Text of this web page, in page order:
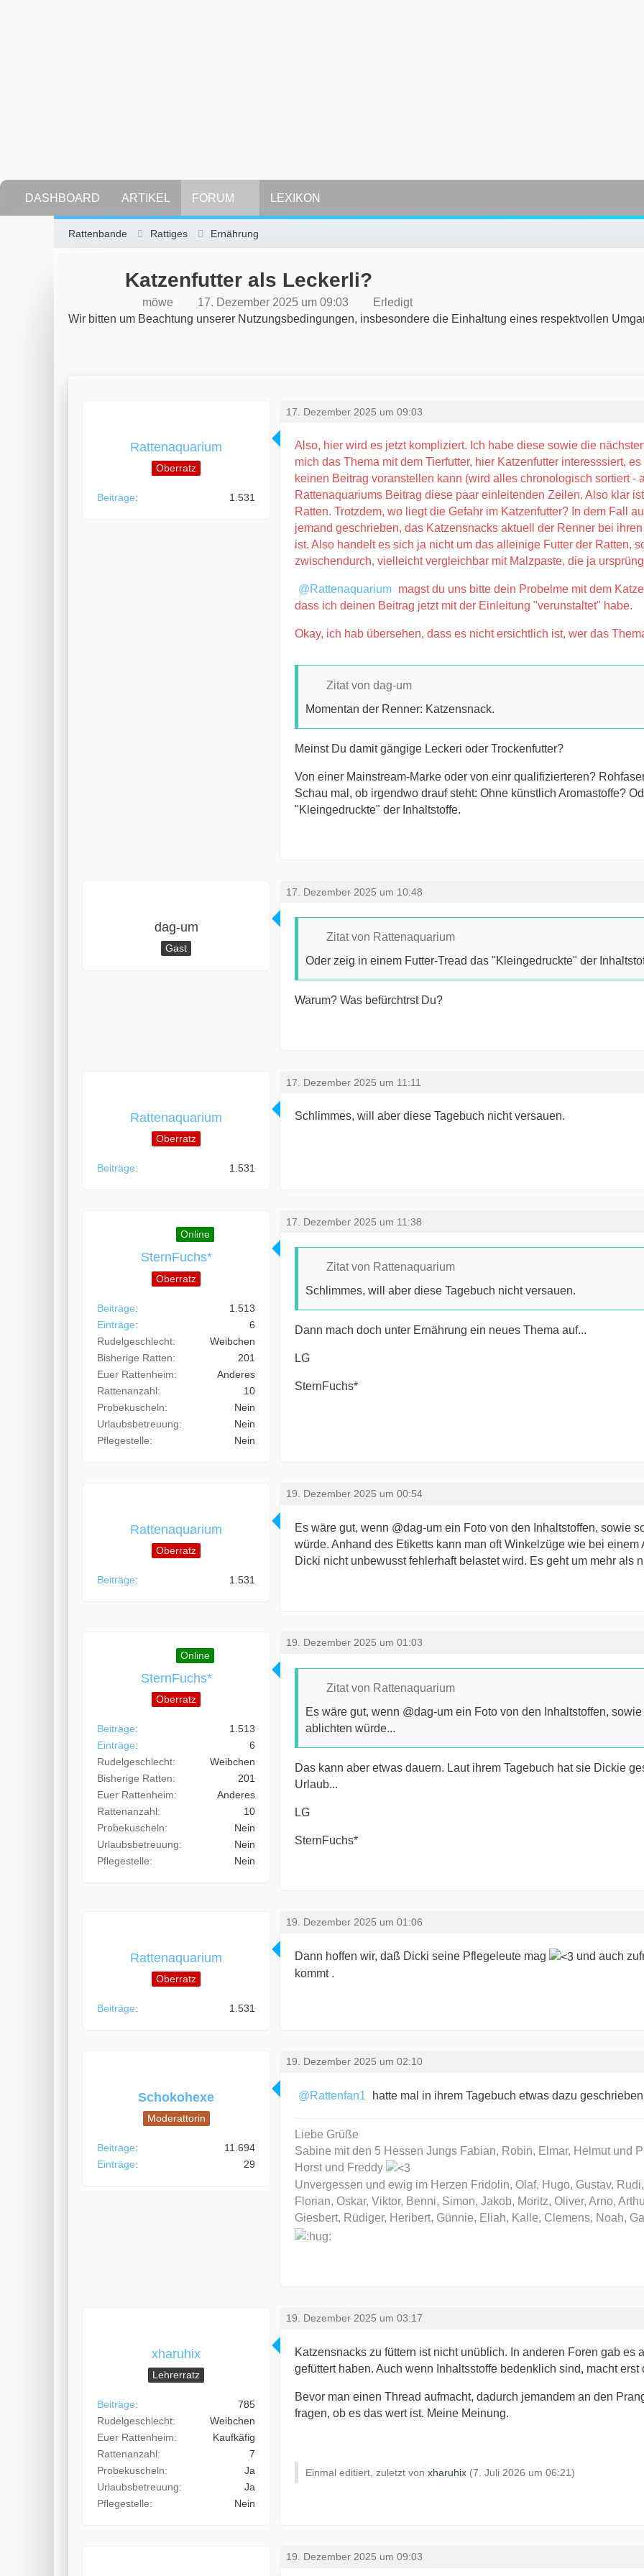
DASHBOARD ARTIKEL FORUM LEXIKON
Rattenbande Rattiges Ernährung
Katzenfutter als Leckerli?
möwe 17. Dezember 2025 um 09:03
Erledigt
Wir bitten um Beachtung unserer Nutzungsbedingungen, insbesondere die Einhaltung eines respektvollen
Rattenaquarium
Oberratz
Beiträge 1.531
17. Dezember 2025 um 09:03
Also, hier wird es jetzt kompliziert. Ich habe diese sowie die
mich das Thema mit dem Tierfutter, hier Katzenfutter interesssiert,
keinen Beitrag voranstellen kann (wird alles chronologisch sortiert -
Rattenaquariums Beitrag diese paar einleitenden Zeilen. Also klar
Ratten. Trotzdem, wo liegt die Gefahr im Katzenfutter? In dem Fall
jemand geschrieben, das Katzensnacks aktuell der Renner bei
ist. Also handelt es sich ja nicht um das alleinige Futter der Ratten,
zwischendurch, vielleicht vergleichbar mit Malzpaste, die ja
Rattenaquarium magst du uns bitte dein Probelme mit dem
dass ich deinen Beitrag jetzt mit der Einleitung "verunstaltet" habe.
Okay, ich hab übersehen, dass es nicht ersichtlich ist, wer das
Zitat von dag-um
Momentan der Renner: Katzensnack.
Meinst Du damit gängige Leckeri oder Trockenfutter?
Von einer Mainstream-Marke oder von einr qualifizierteren?
Schau mal, ob irgendwo drauf steht: Ohne künstlich Aromastoffe?
"Kleingedruckte" der Inhaltstoffe.
dag-um
Gast
17. Dezember 2025 um 10:48
Zitat von Rattenaquarium
Oder zeig in einem Futter-Tread das "Kleingedruckte" der
Warum? Was befürchtrst Du?
Rattenaquarium
Oberratz
Beiträge 1.531
17. Dezember 2025 um 11:11
Schlimmes, will aber diese Tagebuch nicht versauen.
Online
SternFuchs*
Oberratz
Beiträge
1.513
Einträge
6
Rudelgeschlecht
Weibchen
Bisherige Ratten
201
Euer Rattenheim
Anderes
Rattenanzahl
10
Probekuscheln
Nein
Urlaubsbetreuung
Nein
Pflegestelle
Nein
17. Dezember 2025 um 11:38
Zitat von Rattenaquarium
Schlimmes, will aber diese Tagebuch nicht versauen.
Dann mach doch unter Ernährung ein neues Thema auf...
LG
SternFuchs*
Rattenaquarium
Oberratz
Beiträge 1.531
19. Dezember 2025 um 00:54
Es wäre gut, wenn @dag-um ein Foto von den Inhaltstoffen, sowie
würde. Anhand des Etiketts kann man oft Winkelzüge wie bei
Dicki nicht unbewusst fehlerhaft belastet wird. Es geht um mehr als
Online
SternFuchs*
Oberratz
Beiträge
1.513
Einträge
6
Rudelgeschlecht
Weibchen
Bisherige Ratten
201
Euer Rattenheim
Anderes
Rattenanzahl
10
Probekuscheln
Nein
Urlaubsbetreuung
Nein
Pflegestelle
Nein
19. Dezember 2025 um 01:03
Zitat von Rattenaquarium
Es wäre gut, wenn @dag-um ein Foto von den Inhaltstoffen,
ablichten würde...
Das kann aber etwas dauern. Laut ihrem Tagebuch hat sie Dickie
Urlaub...
LG
SternFuchs*
Rattenaquarium
Oberratz
Beiträge 1.531
19. Dezember 2025 um 01:06
Dann hoffen wir, daß Dicki seine Pflegeleute mag
und auch
kommt .
Schokohexe
Moderattorin
Beiträge
11.694
Einträge
29
19. Dezember 2025 um 02:10
Rattenfan1 hatte mal in ihrem Tagebuch etwas dazu
Liebe Grüße
Sabine mit den 5 Hessen Jungs Fabian, Robin, Elmar, Helmut und
Horst und Freddy
Unvergessen und ewig im Herzen Fridolin, Olaf, Hugo, Gustav,
Florian, Oskar, Viktor, Benni, Simon, Jakob, Moritz, Oliver, Arno,
Giesbert, Rüdiger, Heribert, Günnie, Eliah, Kalle, Clemens, Noah,
xharuhix
Lehrerratz
Beiträge
785
Rudelgeschlecht
Weibchen
Euer Rattenheim
Kaufkäfig
Rattenanzahl
7
Probekuscheln
Ja
Urlaubsbetreuung
Ja
Pflegestelle
Nein
19. Dezember 2025 um 03:17
Katzensnacks zu füttern ist nicht unüblich. In anderen Foren gab
gefüttert haben. Auch wenn Inhaltsstoffe bedenklich sind, macht erst
Bevor man einen Thread aufmacht, dadurch jemandem an den
fragen, ob es das wert ist. Meine Meinung.
Einmal editiert, zuletzt von xharuhix (7. Juli 2026 um 06:21)
19. Dezember 2025 um 09:03